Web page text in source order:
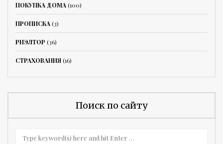
ПОКУПКА ДОМА(100)
ПРОПИСКА(3)
РИЭЛТОР (36)
СТРАХОВАНИЯ(16)
Поиск по сайту